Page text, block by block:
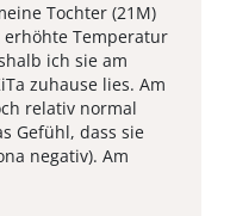
Tochter (21M)
erhöhte Temperatur
ich sie am
zuhause lies. Am
relativ normal
Gefühl, dass sie
negativ). Am